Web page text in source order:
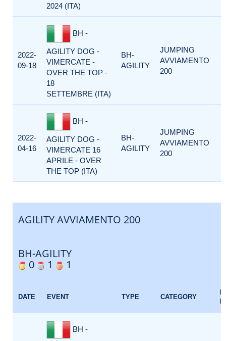
2024 (ITA)
2022-
09-18
BH -
AGILITY DOG -
VIMERCATE -
OVER THE TOP -
18
SETTEMBRE (ITA)
BH-
AGILITY
JUMPING
AVVIAMENTO
200
2022-
04-16
BH -
AGILITY DOG -
VIMERCATE 16
APRILE - OVER
THE TOP (ITA)
BH-
AGILITY
JUMPING
AVVIAMENTO
200
AGILITY AVVIAMENTO 200
BH-AGILITY
0
1 1
DATE EVENT TYPE CATEGORY
BH -